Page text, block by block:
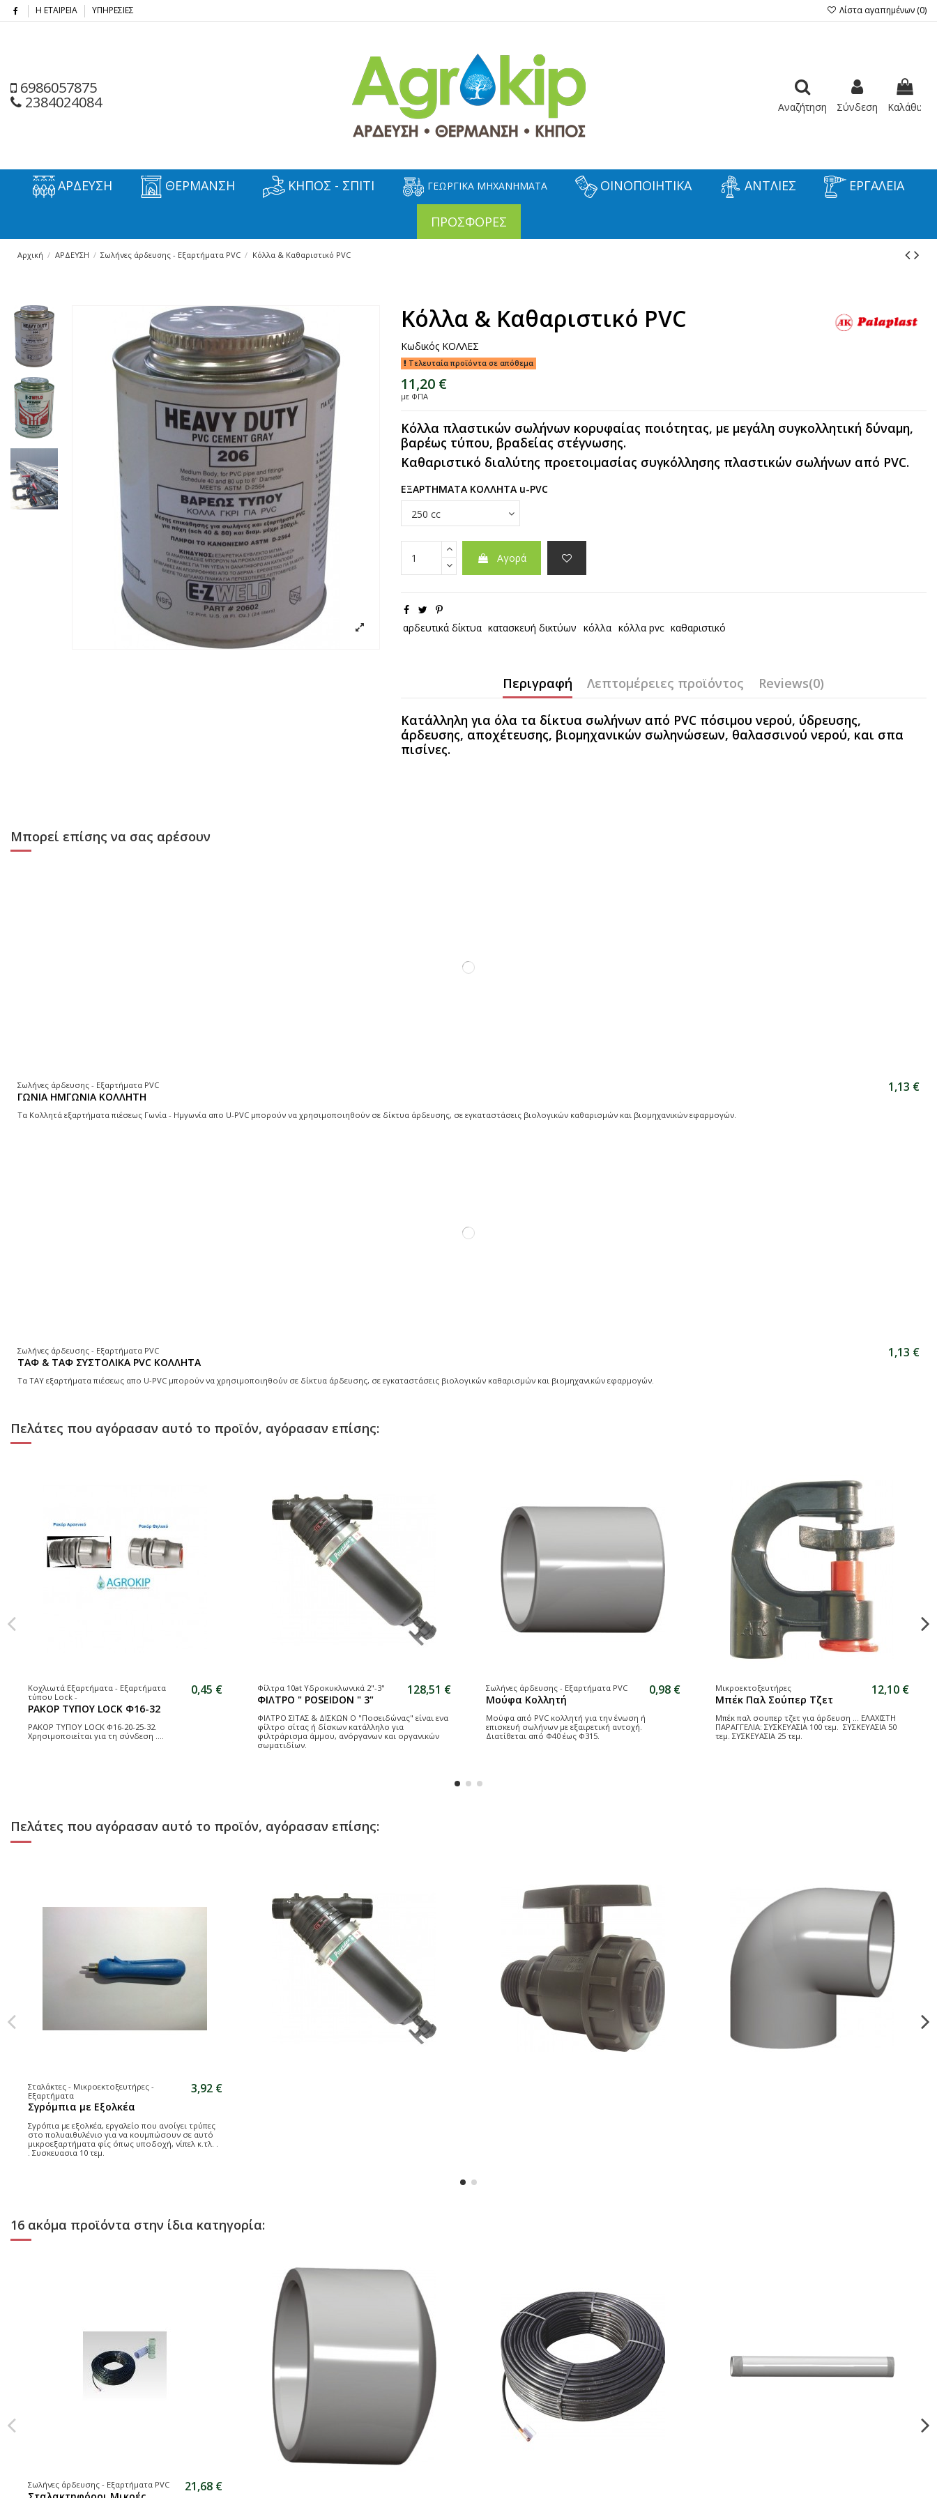
Η ΕΤΑΙΡΕΙΑ ΥΠΗΡΕΣΙΕΣ Λίστα αγαπημένων (0)
6986057875
2384024084 Αναζήτηση Σύνδεση Καλάθι:
ΑΡΔΕΥΣΗ ΘΕΡΜΑΝΣΗ ΚΗΠΟΣ - ΣΠΙΤΙ ΓΕΩΡΓΙΚΑ ΜΗΧΑΝΗΜΑΤΑ ΟΙΝΟΠΟΙΗΤΙΚΑ ΑΝΤΛΙΕΣ ΕΡΓΑΛΕΙΑ
ΠΡΟΣΦΟΡΕΣ
Αρχική ΑΡΔΕΥΣΗ Σωλήνες άρδευσης - Εξαρτήματα PVC Κόλλα & Καθαριστικό PVC
Κόλλα & Καθαριστικό PVC
Κωδικός ΚΟΛΛΕΣ
Τελευταία προϊόντα σε απόθεμα
11,20 €
με ΦΠΑ
Κόλλα πλαστικών σωλήνων κορυφαίας ποιότητας, με μεγάλη συγκολλητική δύναμη,
βαρέως τύπου, βραδείας στέγνωσης.
Καθαριστικό διαλύτης προετοιμασίας συγκόλλησης πλαστικών σωλήνων από PVC.
ΕΞΑΡΤΗΜΑΤΑ ΚΟΛΛΗΤΑ u-PVC
Αγορά
αρδευτικά δίκτυα κατασκευή δικτύων κόλλα κόλλα pvc καθαριστικό
Περιγραφή Λεπτομέρειες προϊόντος Reviews(0)
Κατάλληλη για όλα τα δίκτυα σωλήνων από PVC πόσιμου νερού, ύδρευσης,
άρδευσης, αποχέτευσης, βιομηχανικών σωληνώσεων, θαλασσινού νερού, και σπα
πισίνες.
Μπορεί επίσης να σας αρέσουν
Σωλήνες άρδευσης - Εξαρτήματα PVC
ΓΩΝΙΑ ΗΜΓΩΝΙΑ ΚΟΛΛΗΤΗ
1,13 €
Τα Κολλητά εξαρτήματα πιέσεως Γωνία - Ημγωνία απο U-PVC μπορούν να χρησιμοποιηθούν σε δίκτυα άρδευσης, σε εγκαταστάσεις βιολογικών καθαρισμών και βιομηχανικών εφαρμογών.
Σωλήνες άρδευσης - Εξαρτήματα PVC
ΤΑΦ & ΤΑΦ ΣΥΣΤΟΛΙΚΑ PVC ΚΟΛΛΗΤΑ
1,13 €
Τα ΤΑΥ εξαρτήματα πιέσεως απο U-PVC μπορούν να χρησιμοποιηθούν σε δίκτυα άρδευσης, σε εγκαταστάσεις βιολογικών καθαρισμών και βιομηχανικών εφαρμογών.
Πελάτες που αγόρασαν αυτό το προϊόν, αγόρασαν επίσης:
Κοχλιωτά Εξαρτήματα - Εξαρτήματα
τύπου Lock -
ΡΑΚΟΡ ΤΥΠΟΥ LOCK Φ16-32
0,45 €
ΡΑΚΟΡ ΤΥΠΟΥ LOCK Φ16-20-25-32.
Χρησιμοποιείται για τη σύνδεση ....
Φίλτρα 10at Υδροκυκλωνικά 2"-3"
ΦΙΛΤΡΟ " POSEIDON " 3"
128,51 €
ΦΙΛΤΡΟ ΣΙΤΑΣ & ΔΙΣΚΩΝ Ο "Ποσειδώνας" είναι ενα
φίλτρο σίτας ή δίσκων κατάλληλο για
φιλτράρισμα άμμου, ανόργανων και οργανικών
σωματιδίων.
Σωλήνες άρδευσης - Εξαρτήματα PVC
Μούφα Κολλητή
0,98 €
Μούφα από PVC κολλητή για την ένωση ή
επισκευή σωλήνων με εξαιρετική αντοχή.
Διατίθεται από Φ40 έως Φ315.
Μικροεκτοξευτήρες
Μπέκ Παλ Σούπερ Τζετ
12,10 €
Μπέκ παλ σουπερ τζετ για άρδευση ... ΕΛΑΧΙΣΤΗ
ΠΑΡΑΓΓΕΛΙΑ: ΣΥΣΚΕΥΑΣΙΑ 100 τεμ. ΣΥΣΚΕΥΑΣΙΑ 50
τεμ. ΣΥΣΚΕΥΑΣΙΑ 25 τεμ.
Πελάτες που αγόρασαν αυτό το προϊόν, αγόρασαν επίσης:
Σταλάκτες - Μικροεκτοξευτήρες -
Εξαρτήματα
Σγρόμπια με Εξολκέα
3,92 €
Σγρόπια με εξολκέα, εργαλείο που ανοίγει τρύπες
στο πολυαιθυλένιο για να κουμπώσουν σε αυτό
μικροεξαρτήματα φίς όπως υποδοχή, νίπελ κ.τλ. .
. Συσκευασια 10 τεμ.
16 ακόμα προϊόντα στην ίδια κατηγορία:
Σωλήνες άρδευσης - Εξαρτήματα PVC 21,68 €